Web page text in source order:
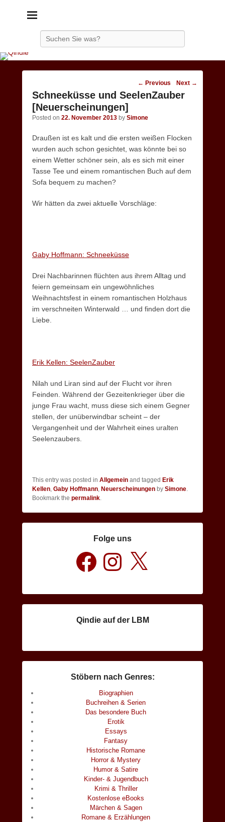
Post
navigation
← Previous Next →
Schneeküsse und SeelenZauber
[Neuerscheinungen]
Posted on 22. November 2013 by Simone
Draußen ist es kalt und die ersten weißen Flocken
wurden auch schon gesichtet, was könnte bei so
einem Wetter schöner sein, als es sich mit einer
Tasse Tee und einem romantischen Buch auf dem
Sofa bequem zu machen?
Wir hätten da zwei aktuelle Vorschläge:
Gaby Hoffmann: Schneeküsse
Drei Nachbarinnen flüchten aus ihrem Alltag und
feiern gemeinsam ein ungewöhnliches
Weihnachtsfest in einem romantischen Holzhaus
im verschneiten Winterwald … und finden dort die
Liebe.
Erik Kellen: SeelenZauber
Nilah und Liran sind auf der Flucht vor ihren
Feinden. Während der Gezeitenkrieger über die
junge Frau wacht, muss diese sich einem Gegner
stellen, der unüberwindbar scheint – der
Vergangenheit und der Wahrheit eines uralten
Seelenzaubers.
This entry was posted in Allgemein and tagged Erik
Kellen, Gaby Hoffmann, Neuerscheinungen by Simone.
Bookmark the permalink.
Folge uns
Facebook Instagram
Qindie auf der LBM
Stöbern nach Genres:
Biographien
Buchreihen & Serien
Das besondere Buch
Erotik
Essays
Fantasy
Historische Romane
Horror & Mystery
Humor & Satire
Kinder- & Jugendbuch
Krimi & Thriller
Kostenlose eBooks
Märchen & Sagen
Romane & Erzählungen